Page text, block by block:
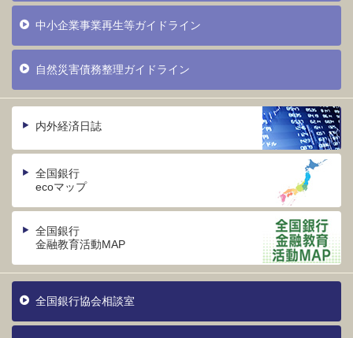
中小企業事業再生等ガイドライン
自然災害債務整理ガイドライン
内外経済日誌
全国銀行
ecoマップ
全国銀行
金融教育活動MAP
全国銀行協会相談室